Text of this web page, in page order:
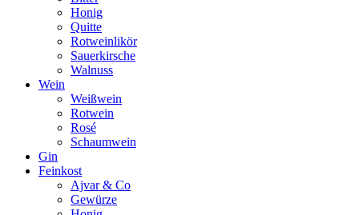
Honig
Quitte
Rotweinlikör
Sauerkirsche
Walnuss
Wein
Weißwein
Rotwein
Rosé
Schaumwein
Gin
Feinkost
Ajvar & Co
Gewürze